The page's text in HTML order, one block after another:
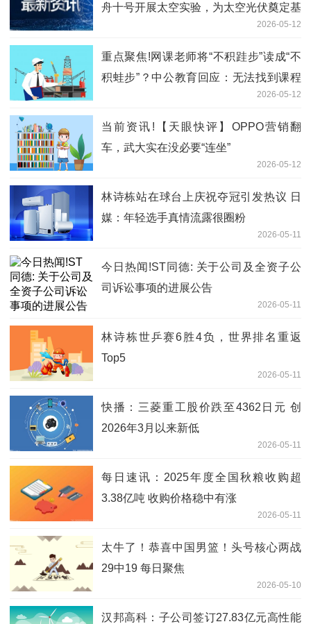
舟十号开展太空实验，为太空光伏奠定基
2026-05-12
重点聚焦!网课老师将“不积跬步”读成“不
积蛙步”？中公教育回应：无法找到课程
2026-05-12
当前资讯!【天眼快评】OPPO营销翻
车，武大实在没必要“连坐”
2026-05-12
林诗栋站在球台上庆祝夺冠引发热议 日
媒：年轻选手真情流露很圈粉
2026-05-11
今日热闻!ST同德: 关于公司及全资子公
司诉讼事项的进展公告
2026-05-11
林诗栋世乒赛6胜4负，世界排名重返
Top5
2026-05-11
快播：三菱重工股价跌至4362日元 创
2026年3月以来新低
2026-05-11
每日速讯：2025年度全国秋粮收购超
3.38亿吨 收购价格稳中有涨
2026-05-11
太牛了！恭喜中国男篮！头号核心两战
29中19 每日聚焦
2026-05-10
汉邦高科：子公司签订27.83亿元高性能